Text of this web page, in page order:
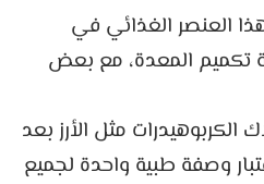
العنصر الغذائي في
تكميم المعدة، مع بعض
الكربوهيدرات مثل الأرز بعد
وصفة طبية واحدة لجميع